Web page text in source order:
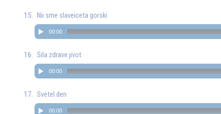
Nii sme slaveiceta gorski
00:00
Sila zdrave jivot
00:00
Svetel den
00:00